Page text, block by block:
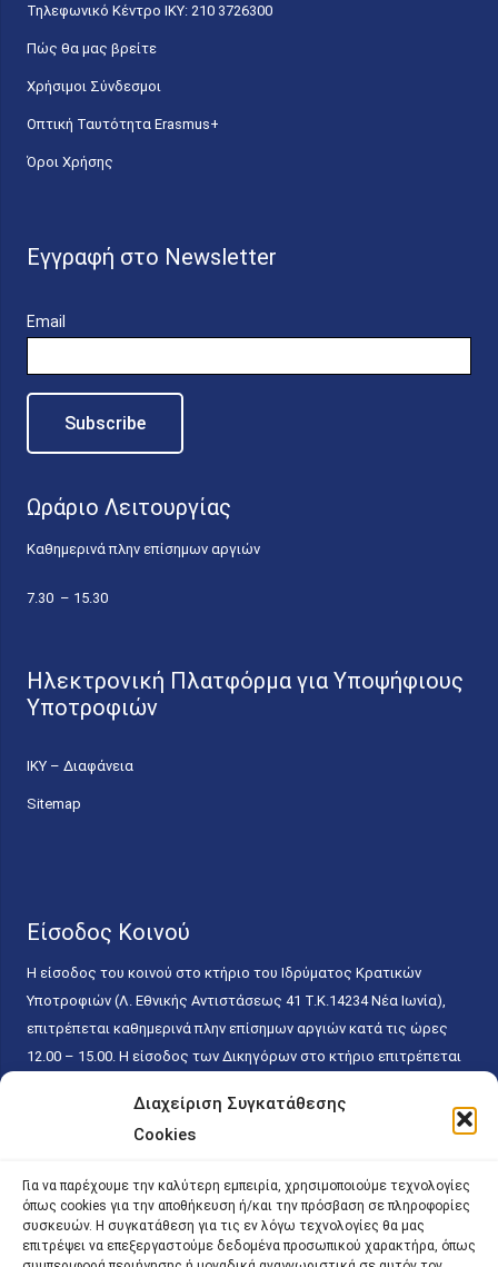
Διαχείριση Συγκατάθεσης
Cookies
Για να παρέχουμε την καλύτερη εμπειρία, χρησιμοποιούμε τεχνολογίες
όπως cookies για την αποθήκευση ή/και την πρόσβαση σε πληροφορίες
συσκευών. Η συγκατάθεση για τις εν λόγω τεχνολογίες θα μας
επιτρέψει να επεξεργαστούμε δεδομένα προσωπικού χαρακτήρα, όπως
Τηλεφωνικό Κέντρο IKY: 210 3726300
Πώς θα μας βρείτε
Χρήσιμοι Σύνδεσμοι
Οπτική Ταυτότητα Erasmus+
Όροι Χρήσης
Εγγραφή στο Newsletter
Email
Ωράριο Λειτουργίας
Καθημερινά πλην επίσημων αργιών
7.30 – 15.30
Ηλεκτρονική Πλατφόρμα για Υποψήφιους
Υποτροφιών
ΙΚΥ – Διαφάνεια
Sitemap
Είσοδος Κοινού
Η είσοδος του κοινού στο κτήριο του Ιδρύματος Κρατικών
Υποτροφιών (Λ. Εθνικής Αντιστάσεως 41 T.K.14234 Νέα Ιωνία),
επιτρέπεται καθημερινά πλην επίσημων αργιών κατά τις ώρες
12.00 – 15.00. Η είσοδος των Δικηγόρων στο κτήριο επιτρέπεται
κάθε εργάσιμη ημέρα και ώρα χωρίς κανέναν χρονικό ή άλλο
περιορισμό. Η είσοδος του κοινού ειδικά στο γραφείο του
15.00. Η εξυπηρέτηση του κοινού πραγματοποιείται βάσει των
παγίων ισχυουσών διατάξεων. Για την αποφυγή συνωστισμού
εντός του εσωτερικού χώρου εξυπηρέτησης και αναμονής του